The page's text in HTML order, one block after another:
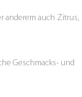
anderem auch Zitrus,
Geschmacks- und